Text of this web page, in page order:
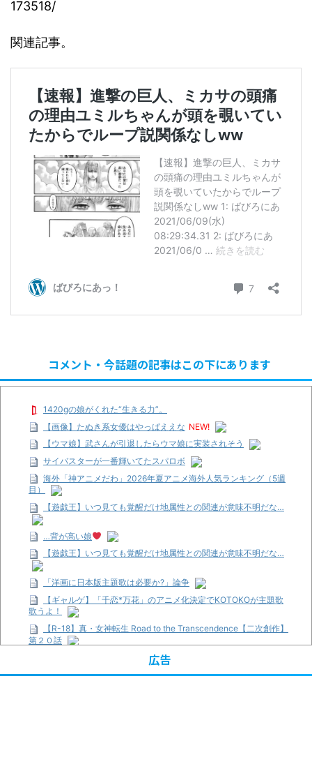
173518/
関連記事。
コメント・今話題の記事はこの下にあります
1420gの娘がくれた“生きる力”。
【画像】たぬき系女優はやっぱええな NEW!
【ウマ娘】武さんが引退したらウマ娘に実装されそう
サイバスターが一番輝いてたスパロボ
海外「神アニメだわ」2026年夏アニメ海外人気ランキング（5週
目）
【遊戯王】いつ見ても覚醒だけ地属性との関連が意味不明だな…
…背が高い娘
【遊戯王】いつ見ても覚醒だけ地属性との関連が意味不明だな…
「洋画に日本版主題歌は必要か?」論争
【ギャルゲ】「千恋*万花」のアニメ化決定でKOTOKOが主題歌
歌うよ！
【R-18】真・女神転生 Road to the Transcendence【二次創作】
第２０話
【画像】この女優さん、可愛すぎる
【遊戯王】いつ見ても覚醒だけ地属性との関連が意味不明だな…
広告